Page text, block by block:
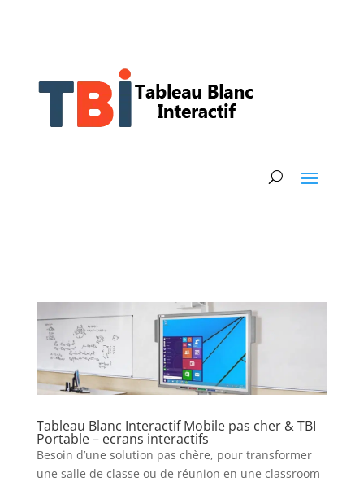
Tableau Blanc Interactif Mobile pas cher & TBI
Portable – ecrans interactifs
Besoin d’une solution pas chère, pour transformer
une salle de classe ou de réunion en une classroom